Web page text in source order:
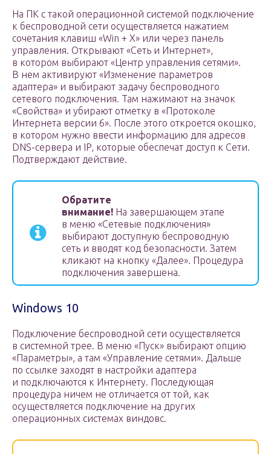
На ПК с такой операционной системой подключение
к беспроводной сети осуществляется нажатием
сочетания клавиш «Win + X» или через панель
управления. Открывают «Сеть и Интернет»,
в котором выбирают «Центр управления сетями».
В нем активируют «Изменение параметров
адаптера» и выбирают задачу беспроводного
сетевого подключения. Там нажимают на значок
«Свойства» и убирают отметку в «Протоколе
Интернета версии 6». После этого откроется окошко,
в котором нужно ввести информацию для адресов
DNS-сервера и IP, которые обеспечат доступ к Сети.
Подтверждают действие.
Обратите
внимание! На завершающем этапе
в меню «Сетевые подключения»
выбирают доступную беспроводную
сеть и вводят код безопасности. Затем
кликают на кнопку «Далее». Процедура
подключения завершена.
Windows 10
Подключение беспроводной сети осуществляется
в системной трее. В меню «Пуск» выбирают опцию
«Параметры», а там «Управление сетями». Дальше
по ссылке заходят в настройки адаптера
и подключаются к Интернету. Последующая
процедура ничем не отличается от той, как
осуществляется подключение на других
операционных системах виндовс.